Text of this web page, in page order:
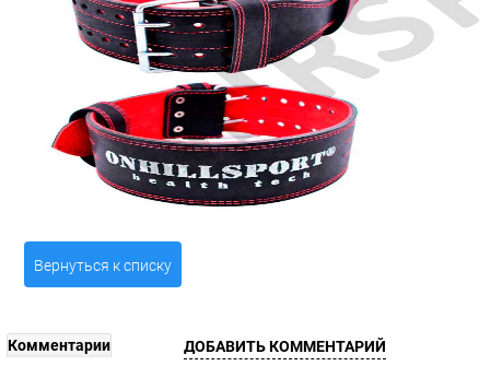
Вернуться к списку
Комментарии ДОБАВИТЬ КОММЕНТАРИЙ